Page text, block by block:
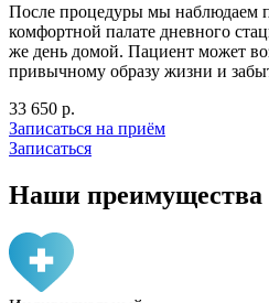
После процедуры мы наблюдаем
комфортной палате дневного
же день домой. Пациент может
привычному образу жизни и
33 650 р.
Записаться на приём
Записаться
Наши преимущества